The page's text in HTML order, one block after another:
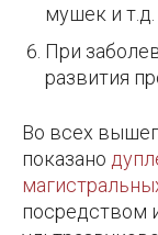
мушек и т.д.
При
развития
Во всех
показано
посредством